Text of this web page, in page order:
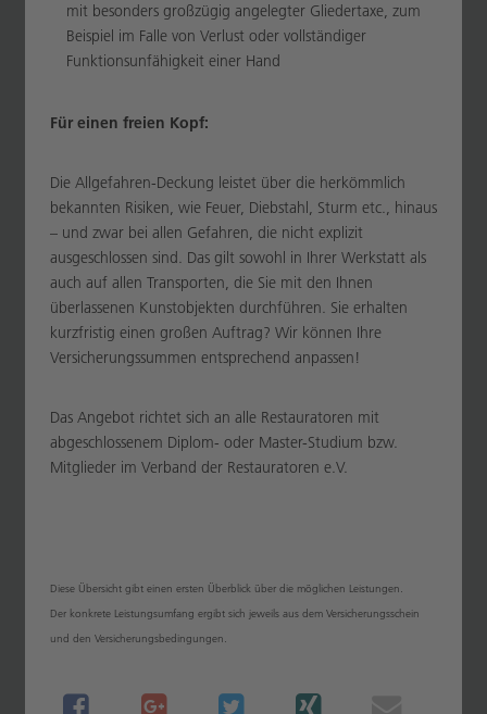
mit besonders großzügig angelegter Gliedertaxe, zum
Beispiel im Falle von Verlust oder vollständiger
Funktionsunfähigkeit einer Hand
Für einen freien Kopf:
Die Allgefahren-Deckung leistet über die herkömmlich
bekannten Risiken, wie Feuer, Diebstahl, Sturm etc., hinaus
– und zwar bei allen Gefahren, die nicht explizit
ausgeschlossen sind. Das gilt sowohl in Ihrer Werkstatt als
auch auf allen Transporten, die Sie mit den Ihnen
überlassenen Kunstobjekten durchführen. Sie erhalten
kurzfristig einen großen Auftrag? Wir können Ihre
Versicherungssummen entsprechend anpassen!
Das Angebot richtet sich an alle Restauratoren mit
abgeschlossenem Diplom- oder Master-Studium bzw.
Mitglieder im Verband der Restauratoren e.V.
Diese Übersicht gibt einen ersten Überblick über die möglichen Leistungen.
Der konkrete Leistungsumfang ergibt sich jeweils aus dem Versicherungsschein
und den Versicherungsbedingungen.